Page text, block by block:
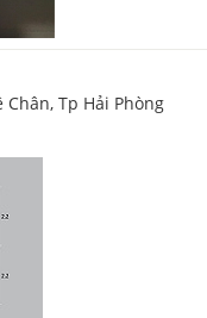
Chân, Tp Hải Phòng